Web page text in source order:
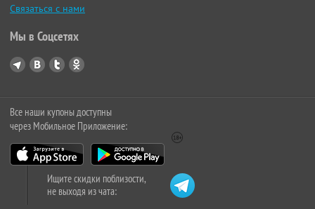
Связаться с нами
Мы в Соцсетях
Все наши купоны доступны
через Мобильное Приложение:
Ищите скидки поблизости,
не выходя из чата: